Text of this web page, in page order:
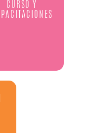
CURSO Y